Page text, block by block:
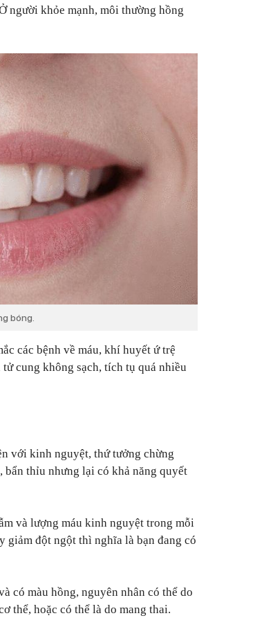
người khỏe mạnh, môi thường hồng
bóng.
các bệnh về máu, khí huyết ứ trệ
cung không sạch, tích tụ quá nhiều
với kinh nguyệt, thứ tưởng chừng
bẩn thỉu nhưng lại có khả năng quyết
và lượng máu kinh nguyệt trong mỗi
giảm đột ngột thì nghĩa là bạn đang có
có màu hồng, nguyên nhân có thể do
thể, hoặc có thể là do mang thai.